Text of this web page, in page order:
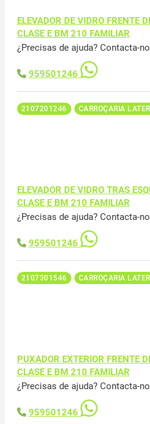
ELEVADOR DE VIDRO FRENTE
CLASE E BM 210 FAMILIAR
¿Precisas de ajuda? Contacta-
959501246
2107201246 CARROÇARIA
ELEVADOR DE VIDRO TRAS
CLASE E BM 210 FAMILIAR
¿Precisas de ajuda? Contacta-
959501246
2107301546 CARROÇARIA
PUXADOR EXTERIOR FRENTE
CLASE E BM 210 FAMILIAR
¿Precisas de ajuda? Contacta-
959501246